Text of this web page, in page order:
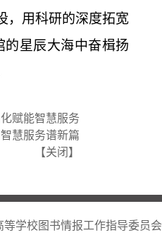
，用科研的深度拓宽
的星辰大海中奋楫扬
赋能智慧服务
慧服务谱新篇
【关闭 】
等学校图书情报工作指导委员会